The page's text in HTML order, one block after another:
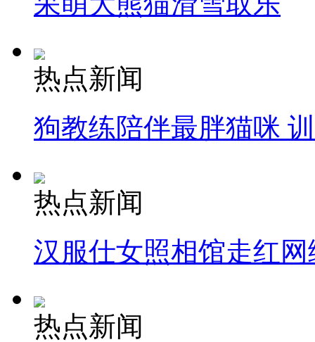
热点新闻
狗教练陪伴最胖猫咪
热点新闻
汉服仕女照相馆走红网
热点新闻